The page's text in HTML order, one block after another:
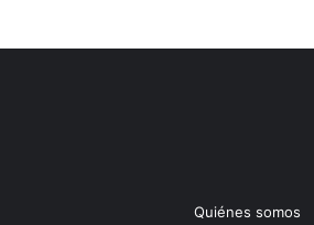
Quiénes somos